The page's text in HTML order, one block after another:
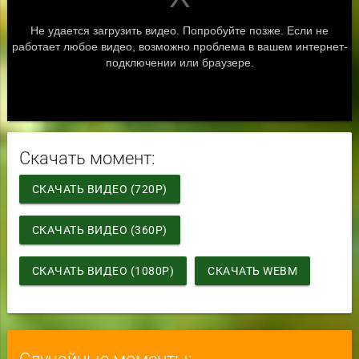
Скачать момент:
СКАЧАТЬ ВИДЕО (720P)
СКАЧАТЬ ВИДЕО (360P)
СКАЧАТЬ ВИДЕО (1080P) СКАЧАТЬ WEBM